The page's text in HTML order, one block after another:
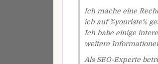
Ich mache eine
ich auf %youriste%
Ich habe einige
weitere
Als SEO-Experte